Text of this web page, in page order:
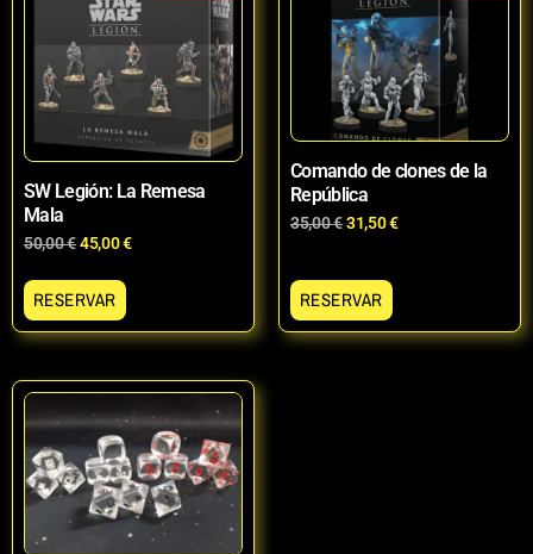
SW Legión: La Remesa
Mala
50,00€45,00€
RESERVAR
Comando de clones de la
República
35,00€31,50€
RESERVAR